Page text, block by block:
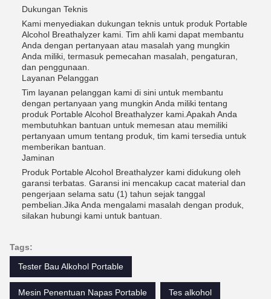
Dukungan Teknis
Kami menyediakan dukungan teknis untuk produk Portable
Alcohol Breathalyzer kami. Tim ahli kami dapat membantu
Anda dengan pertanyaan atau masalah yang mungkin
Anda miliki, termasuk pemecahan masalah, pengaturan,
dan penggunaan.
Layanan Pelanggan
Tim layanan pelanggan kami di sini untuk membantu
dengan pertanyaan yang mungkin Anda miliki tentang
produk Portable Alcohol Breathalyzer kami.Apakah Anda
membutuhkan bantuan untuk memesan atau memiliki
pertanyaan umum tentang produk, tim kami tersedia untuk
memberikan bantuan.
Jaminan
Produk Portable Alcohol Breathalyzer kami didukung oleh
garansi terbatas. Garansi ini mencakup cacat material dan
pengerjaan selama satu (1) tahun sejak tanggal
pembelian.Jika Anda mengalami masalah dengan produk,
silakan hubungi kami untuk bantuan.
Tags:
Tester Bau Alkohol Portable
Mesin Penentuan Napas Portable Tes alkohol